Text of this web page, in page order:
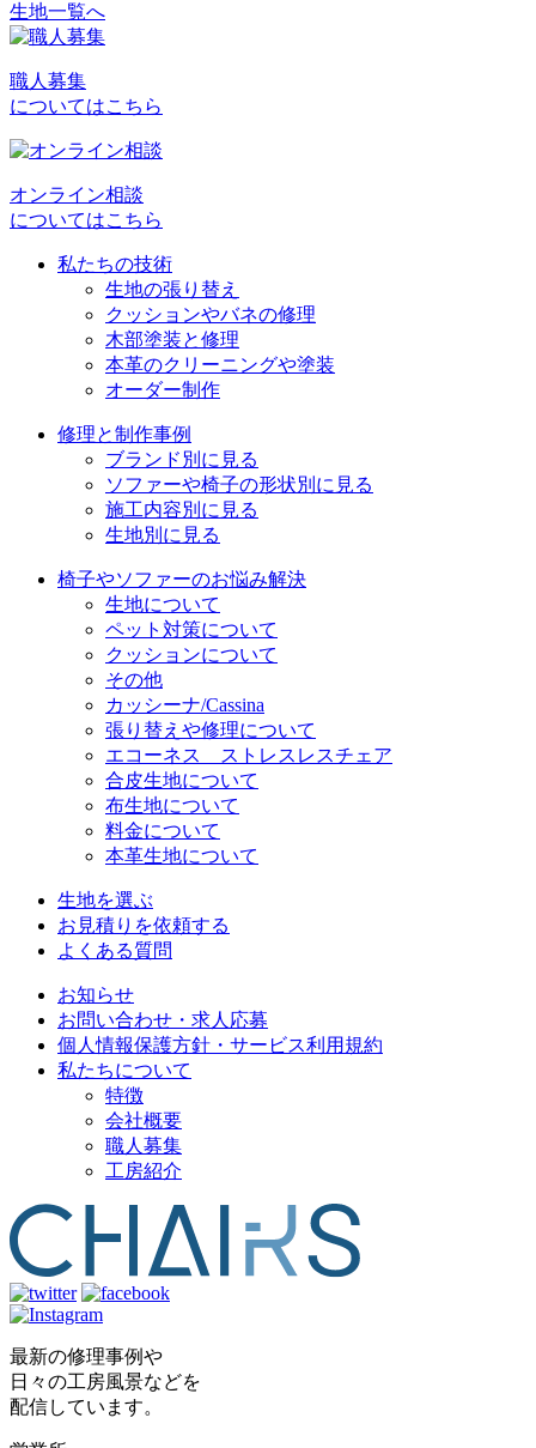
投
ナ
ビ
ー
生地一覧へ
職人募集
についてはこちら
オンライン相談
についてはこちら
私たちの技術
生地の張り替え
クッションやバネの修理
木部塗装と修理
本革のクリーニングや塗装
オーダー制作
修理と制作事例
ブランド別に見る
ソファーや椅子の形状別に見る
施工内容別に見る
生地別に見る
椅子やソファーのお悩み解決
生地について
ペット対策について
クッションについて
その他
カッシーナ/Cassina
張り替えや修理について
エコーネス ストレスレスチェア
合皮生地について
布生地について
料金について
本革生地について
生地を選ぶ
お見積りを依頼する
よくある質問
お知らせ
お問い合わせ・求人応募
個人情報保護方針・サービス利用規約
私たちについて
特徴
会社概要
職人募集
工房紹介
最新の修理事例や
日々の工房風景などを
配信しています。